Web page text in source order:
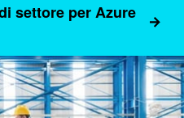
settore per Azure